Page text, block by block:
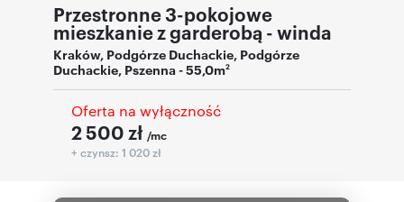
Przestronne 3-pokojowe
mieszkanie z garderobą - winda
Kraków, Podgórze Duchackie, Podgórze
Duchackie, Pszenna- 55,0m2
Oferta na wyłączność
2 500 zł /mc
+ czynsz: 1 020 zł